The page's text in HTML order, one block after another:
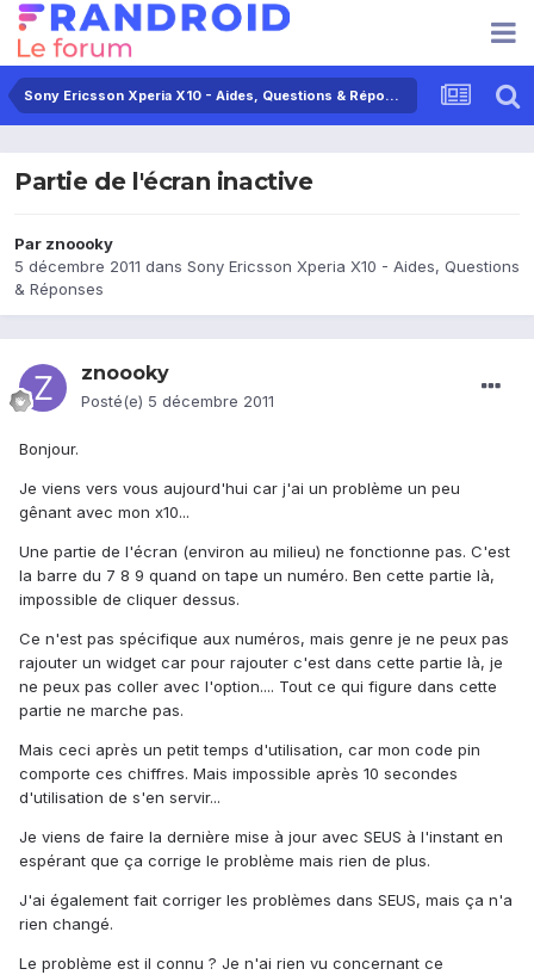
Sony Ericsson Xperia X10 - Aides, Questions & Réponses
Partie de l'écran inactive
Par znoooky
5 décembre 2011 dans Sony Ericsson Xperia X10 - Aides, Questions
& Réponses
znoooky
Posté(e) 5 décembre 2011
Bonjour.
Je viens vers vous aujourd'hui car j'ai un problème un peu
gênant avec mon x10...
Une partie de l'écran (environ au milieu) ne fonctionne pas. C'est
la barre du 7 8 9 quand on tape un numéro. Ben cette partie là,
impossible de cliquer dessus.
Ce n'est pas spécifique aux numéros, mais genre je ne peux pas
rajouter un widget car pour rajouter c'est dans cette partie là, je
ne peux pas coller avec l'option.... Tout ce qui figure dans cette
partie ne marche pas.
Mais ceci après un petit temps d'utilisation, car mon code pin
comporte ces chiffres. Mais impossible après 10 secondes
d'utilisation de s'en servir...
Je viens de faire la dernière mise à jour avec SEUS à l'instant en
espérant que ça corrige le problème mais rien de plus.
J'ai également fait corriger les problèmes dans SEUS, mais ça n'a
rien changé.
Le problème est il connu ? Je n'ai rien vu concernant ce